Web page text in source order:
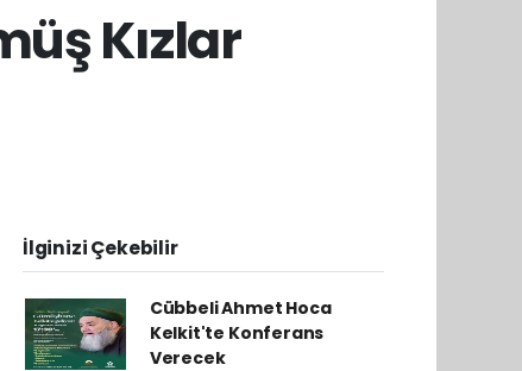
Kızlar
İlginizi Çekebilir
Cübbeli Ahmet Hoca
Kelkit'te Konferans
Verecek